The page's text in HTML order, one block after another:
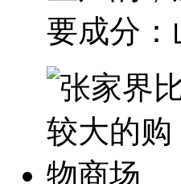
要成分：